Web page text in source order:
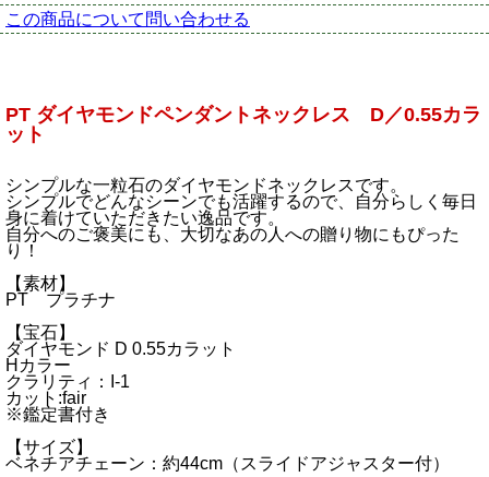
この商品について問い合わせる
PT ダイヤモンドペンダントネックレス D／0.55カラ
ット
シンプルな一粒石のダイヤモンドネックレスです。
シンプルでどんなシーンでも活躍するので、自分らしく毎日
身に着けていただきたい逸品です。
自分へのご褒美にも、大切なあの人への贈り物にもぴった
り！
【素材】
PT プラチナ
【宝石】
ダイヤモンド D 0.55カラット
Hカラー
クラリティ：I-1
カット:fair
※鑑定書付き
【サイズ】
ベネチアチェーン：約44cm（スライドアジャスター付）